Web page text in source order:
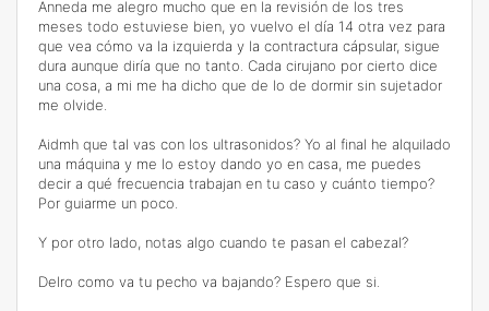
Anneda me alegro mucho que en la revisión de los tres
meses todo estuviese bien, yo vuelvo el día 14 otra vez para
que vea cómo va la izquierda y la contractura cápsular, sigue
dura aunque diría que no tanto. Cada cirujano por cierto dice
una cosa, a mi me ha dicho que de lo de dormir sin sujetador
me olvide.
Aidmh que tal vas con los ultrasonidos? Yo al final he alquilado
una máquina y me lo estoy dando yo en casa, me puedes
decir a qué frecuencia trabajan en tu caso y cuánto tiempo?
Por guiarme un poco.
Y por otro lado, notas algo cuando te pasan el cabezal?
Delro como va tu pecho va bajando? Espero que si.